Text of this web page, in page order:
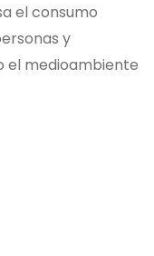
el consumo
y
el medioambiente